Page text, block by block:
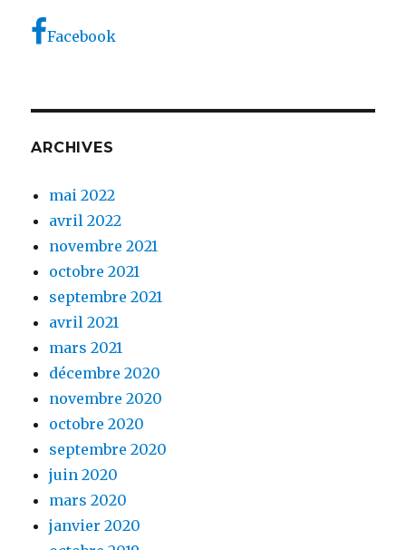
Facebook
ARCHIVES
mai 2022
avril 2022
novembre 2021
octobre 2021
septembre 2021
avril 2021
mars 2021
décembre 2020
novembre 2020
octobre 2020
septembre 2020
juin 2020
mars 2020
janvier 2020